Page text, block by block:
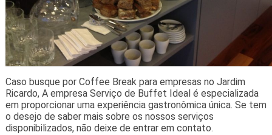
Caso busque por Coffee Break para empresas no Jardim
Ricardo, A empresa Serviço de Buffet Ideal é especializada
em proporcionar uma experiência gastronômica única. Se tem
o desejo de saber mais sobre os nossos serviços
disponibilizados, não deixe de entrar em contato.